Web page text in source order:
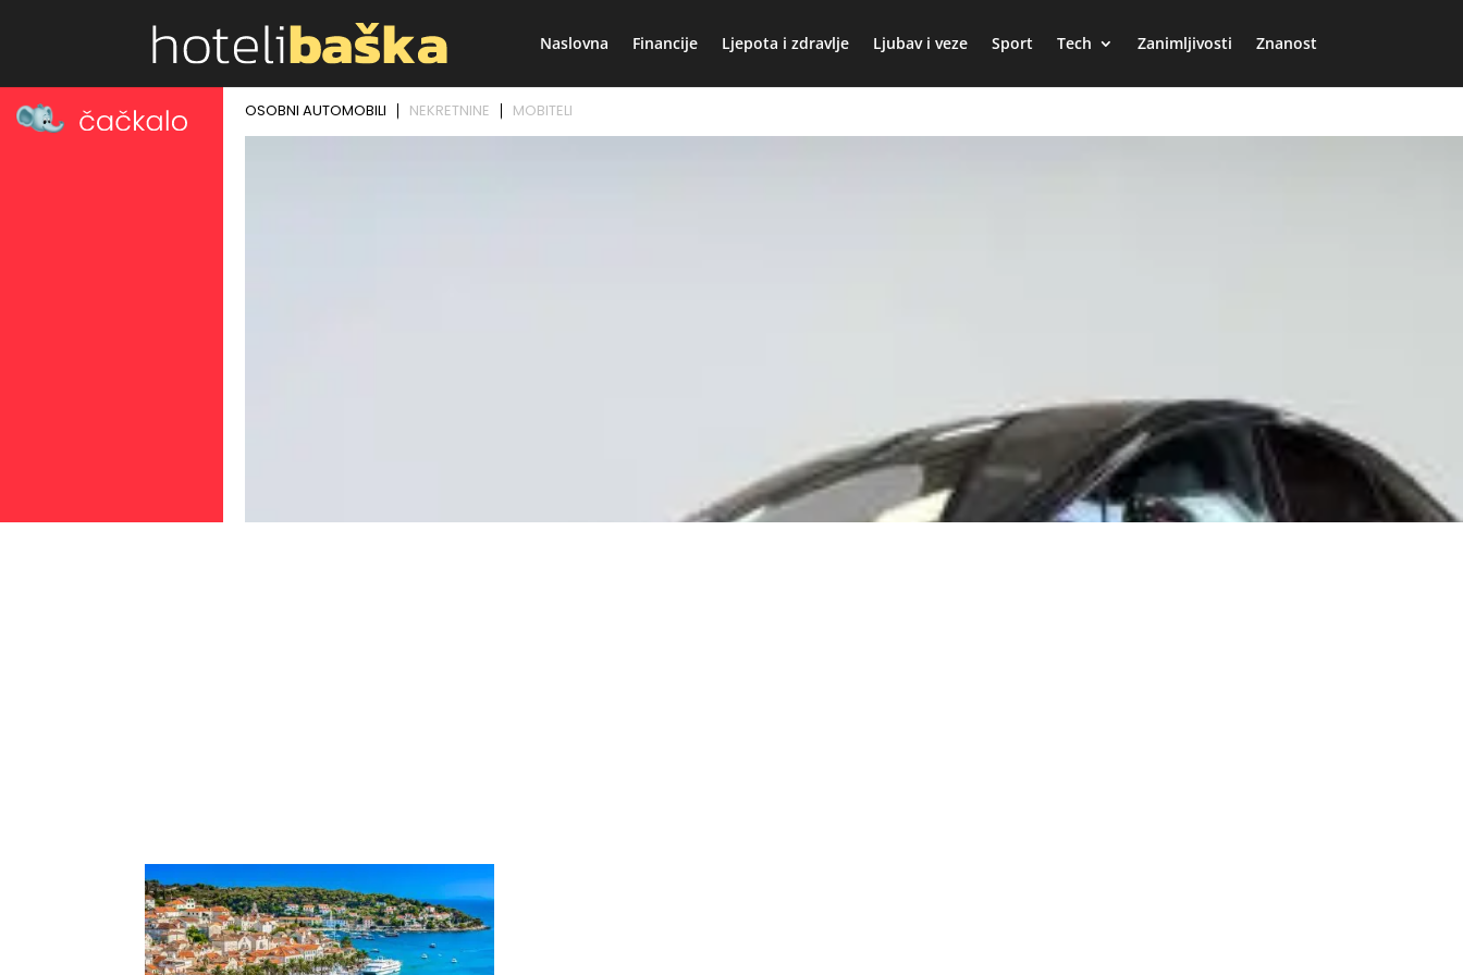
Naslovna Financije Ljepota i zdravlje Ljubav i veze Sport Tech Zanimljivosti Znanost